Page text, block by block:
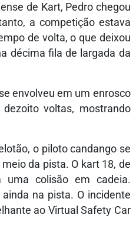
de Kart, Pedro chegou
a competição estava
de volta, o que deixou
décima fila de largada da
envolveu em um enrosco
voltas, mostrando
o piloto candango se
da pista. O kart 18, de
uma colisão em cadeia.
na pista. O incidente
ao Virtual Safety Car